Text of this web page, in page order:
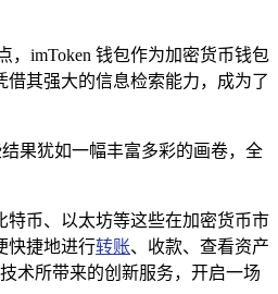
imToken 钱包作为加密货币钱包
其强大的信息检索能力，成为了
果犹如一幅丰富多彩的画卷，全
特币、以太坊等这些在加密货币市
快捷地进行转账、收款、查看资产
术所带来的创新服务，开启一场